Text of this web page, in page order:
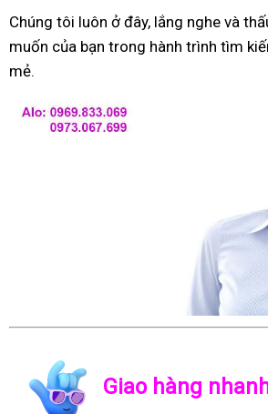
Chúng tôi luôn ở đây, lắng nghe và
muốn của bạn trong hành trình tìm
mẻ.
Giao hàng